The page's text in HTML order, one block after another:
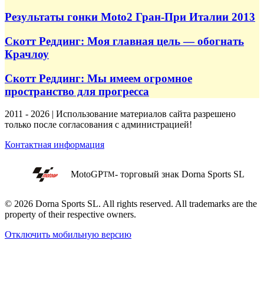
Результаты гонки Moto2 Гран-При Италии 2013
Скотт Реддинг: Моя главная цель — обогнать
Крачлоу
Скотт Реддинг: Мы имеем огромное
пространство для прогресса
2011 - 2026 | Использование материалов сайта разрешено
только после согласования с администрацией!
Контактная информация
MotoGPTM- торговый знак Dorna Sports SL
© 2026 Dorna Sports SL. All rights reserved. All trademarks are the
property of their respective owners.
Отключить мобильную версию